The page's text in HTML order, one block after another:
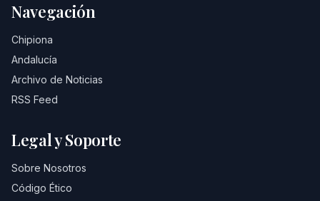
Navegación
Chipiona
Andalucía
Archivo de Noticias
RSS Feed
Legal y Soporte
Sobre Nosotros
Código Ético